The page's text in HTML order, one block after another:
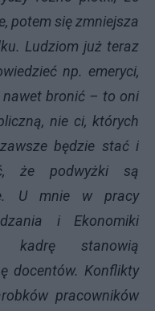
potem się zmniejsza
Ludziom już teraz
np. emeryci,
nawet bronić – to oni
nie ci, których
będzie stać i
że podwyżki są
U mnie w pracy
i Ekonomiki
kadrę stanowią
docentów. Konflikty
pracowników